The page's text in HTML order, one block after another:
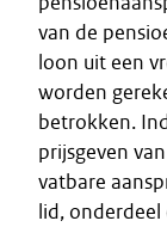
van de
loon uit een
worden
betrokken.
prijsgeven
vatbare
lid,